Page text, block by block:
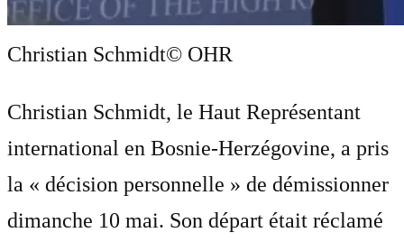
Christian Schmidt© OHR
Christian Schmidt, le Haut Représentant
international en Bosnie-Herzégovine, a pris
la « décision personnelle » de démissionner
dimanche 10 mai. Son départ était réclamé